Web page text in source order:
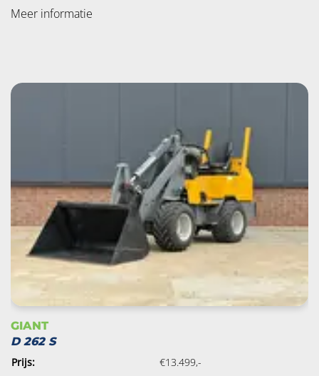
Meer informatie
GIANT
D 262 S
Prijs:
€13.499,-